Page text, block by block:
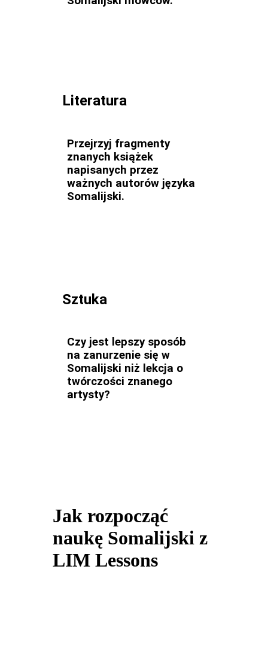
Literatura
Przejrzyj fragmenty
znanych książek
napisanych przez
ważnych autorów języka
Somalijski.
Sztuka
Czy jest lepszy sposób
na zanurzenie się w
Somalijski niż lekcja o
twórczości znanego
artysty?
Jak rozpocząć
naukę Somalijski z
LIM Lessons